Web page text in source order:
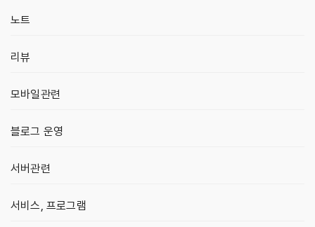
노트
리뷰
모바일관련
블로그 운영
서버관련
서비스, 프로그램